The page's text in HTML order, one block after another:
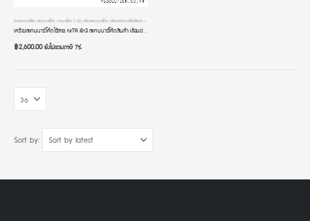
ตัวสแกนบาร์โค้ด สแกนบาร์โค้ด อ่านบาร์โค้ด 2 มิติ เครื่องสแกนบาร์โค้ด เครื่องสแกนบาร์โค้ดไร้สาย เครื่องอ่านบาร์โค้ด
เครื่องสแกนบาร์โค้ดไร้สาย NITA i813 สแกนบาร์โค้ดสินค้า เชื่อมต่อผ่าน USB Dongle สลับภาษาอัตโนมัติ เครื่องอ่านคิวอาร์โค้ด หัวอ่าน 2 มิติ
฿2,600.00ยังไม่รวมภาษี 7%
Sort by: